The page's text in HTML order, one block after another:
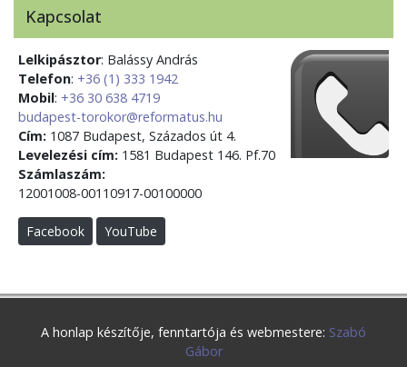
Kapcsolat
Lelkipásztor: Balássy András
Telefon: +36 (1) 333 1942
Mobil: +36 30 638 4719
budapest-torokor@reformatus.hu
Cím: 1087 Budapest, Százados út 4.
Levelezési cím: 1581 Budapest 146. Pf.70
Számlaszám:
12001008-00110917-00100000
Facebook YouTube
A honlap készítője, fenntartója és webmestere: Szabó
Gábor